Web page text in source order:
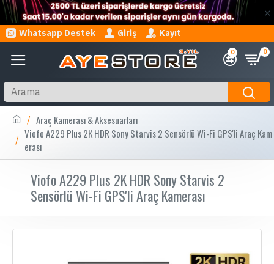
Whatsapp Destek Giriş Kayıt
0 0
Araç Kamerası & Aksesuarları
Viofo A229 Plus 2K HDR Sony Starvis 2 Sensörlü Wi-Fi GPS'li Araç Kam
erası
Viofo A229 Plus 2K HDR Sony Starvis 2
Sensörlü Wi-Fi GPS'li Araç Kamerası